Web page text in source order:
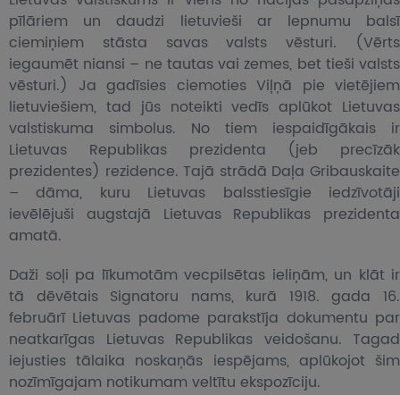
pīlāriem un daudzi lietuvieši ar lepnumu balsī
ciemiņiem stāsta savas valsts vēsturi. (Vērts
iegaumēt niansi – ne tautas vai zemes, bet tieši valsts
vēsturi.) Ja gadīsies ciemoties Viļņā pie vietējiem
lietuviešiem, tad jūs noteikti vedīs aplūkot Lietuvas
valstiskuma simbolus. No tiem iespaidīgākais ir
Lietuvas Republikas prezidenta (jeb precīzāk
prezidentes) rezidence. Tajā strādā Daļa Gribauskaite
– dāma, kuru Lietuvas balsstiesīgie iedzīvotāji
ievēlējuši augstajā Lietuvas Republikas prezidenta
amatā.
Daži soļi pa līkumotām vecpilsētas ieliņām, un klāt ir
tā dēvētais Signatoru nams, kurā 1918. gada 16.
februārī Lietuvas padome parakstīja dokumentu par
neatkarīgas Lietuvas Republikas veidošanu. Tagad
iejusties tālaika noskaņās iespējams, aplūkojot šim
nozīmīgajam notikumam veltītu ekspozīciju.